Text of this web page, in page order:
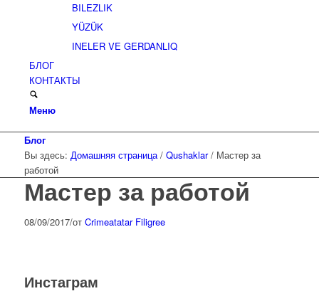
BILEZLIK
YÜZÜK
INELER VE GERDANLIQ
БЛОГ
КОНТАКТЫ
Меню
Блог
Вы здесь: Домашняя страница / Qushaklar / Мастер за
работой
Мастер за работой
08/09/2017/от Crimeatatar Filigree
Инстаграм